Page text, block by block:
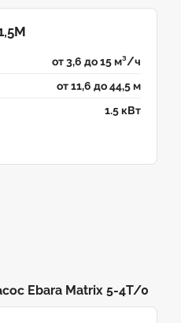
от 3,6 до 15 м³/ч
от 11,6 до 44,5 м
1.5 кВт
Ebara Matrix 5-4T/0